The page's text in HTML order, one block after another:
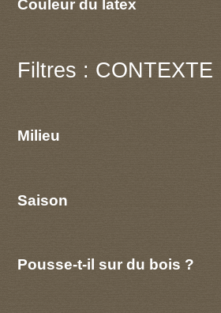
Couleur du latex
Filtres : CONTEXTE
Milieu
Saison
Pousse-t-il sur du bois ?